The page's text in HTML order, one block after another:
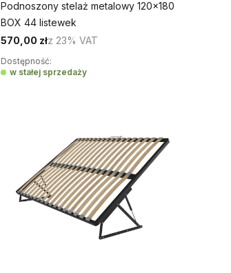
Podnoszony stelaż metalowy 120x180
BOX 44 listewek
570,00 złz 23% VAT
Dostępność:
w stałej sprzedaży